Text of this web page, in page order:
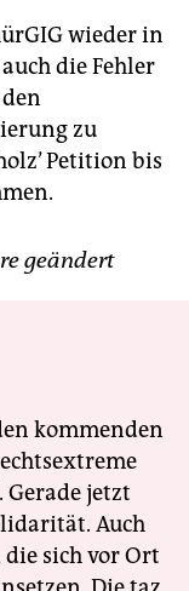
wieder in
die Fehler
zu
Petition bis
geändert
kommenden
jetzt
Auch
sich vor Ort